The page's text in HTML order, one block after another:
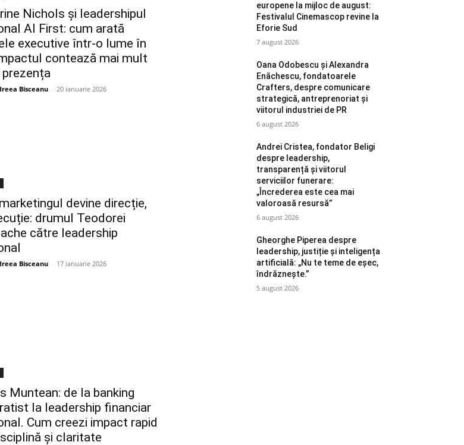
Nichols și leadershipul
AI First: cum arată
executive într-o lume în
contează mai mult
Bisceanu - 20 ianuarie 2026
devine direcție,
drumul Teodorei
către leadership
Bisceanu - 17 ianuarie 2026
Muntean: de la banking
la leadership financiar
Cum creezi impact rapid
și claritate
europene la mijloc de august:
Festivalul Cinemascop revine la
Eforie Sud
7 august 2026
Oana Odobescu și Alexandra
Enăchescu, fondatoarele
Crafters, despre comunicare
strategică, antreprenoriat și
viitorul industriei de PR
6 august 2026
Andrei Cristea, fondator Beligi
despre leadership,
transparență și viitorul
serviciilor funerare:
„Încrederea este cea mai
valoroasă resursă”
6 august 2026
Gheorghe Piperea despre
leadership, justiție și inteligența
artificială: „Nu te teme de eșec,
îndrăznește.”
5 august 2026